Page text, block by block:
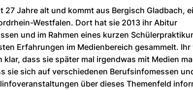
27 Jahre alt und kommt aus Bergisch Gladbach,
Westfalen. Dort hat sie 2013 ihr Abitur
und im Rahmen eines kurzen
Erfahrungen im Medienbereich gesammelt. Ihr
klar, dass sie später mal irgendwas mit Medien
sie sich auf verschiedenen Berufsinfomessen
über dieses Themenfeld